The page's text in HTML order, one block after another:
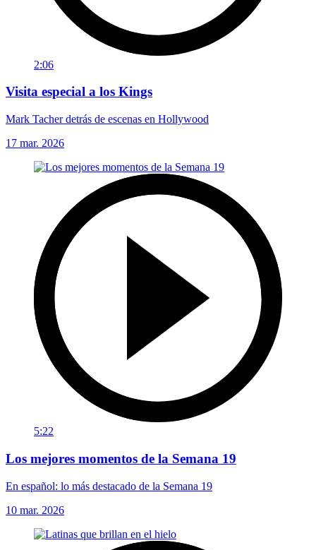
2:06
Visita especial a los Kings
Mark Tacher detrás de escenas en Hollywood
17 mar. 2026
5:22
Los mejores momentos de la Semana 19
En español: lo más destacado de la Semana 19
10 mar. 2026